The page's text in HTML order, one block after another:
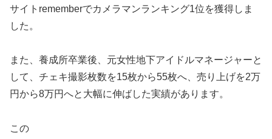
サイトrememberでカメラマンランキング1位を獲得しま
した。
また、養成所卒業後、元女性地下アイドルマネージャーと
して、チェキ撮影枚数を15枚から55枚へ、売り上げを2万
円から8万円へと大幅に伸ばした実績があります。
この